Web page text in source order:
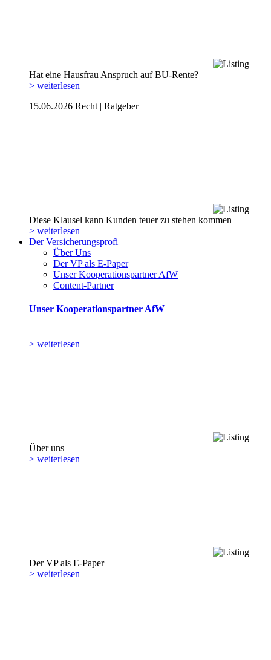
Hat eine Hausfrau Anspruch auf BU-Rente?
> weiterlesen
15.06.2026 Recht | Ratgeber
Diese Klausel kann Kunden teuer zu stehen kommen
> weiterlesen
Der Versicherungsprofi
Über Uns
Der VP als E-Paper
Unser Kooperationspartner AfW
Content-Partner
Unser Kooperationspartner AfW
> weiterlesen
Über uns
> weiterlesen
Der VP als E-Paper
> weiterlesen